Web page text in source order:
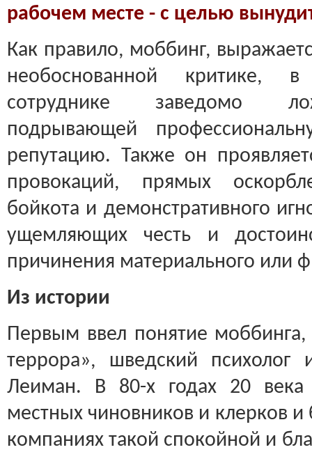
рабочем месте - с целью
Как правило, моббинг,
необоснованной критике,
сотруднике заведомо
подрывающей
репутацию. Также он
провокаций, прямых
бойкота и демонстративного
ущемляющих честь и
причинения материального или
Из истории
Первым ввел понятие моббинга,
террора», шведский
Леиман. В 80-х годах 20 века
местных чиновников и клерков и
компаниях такой спокойной и